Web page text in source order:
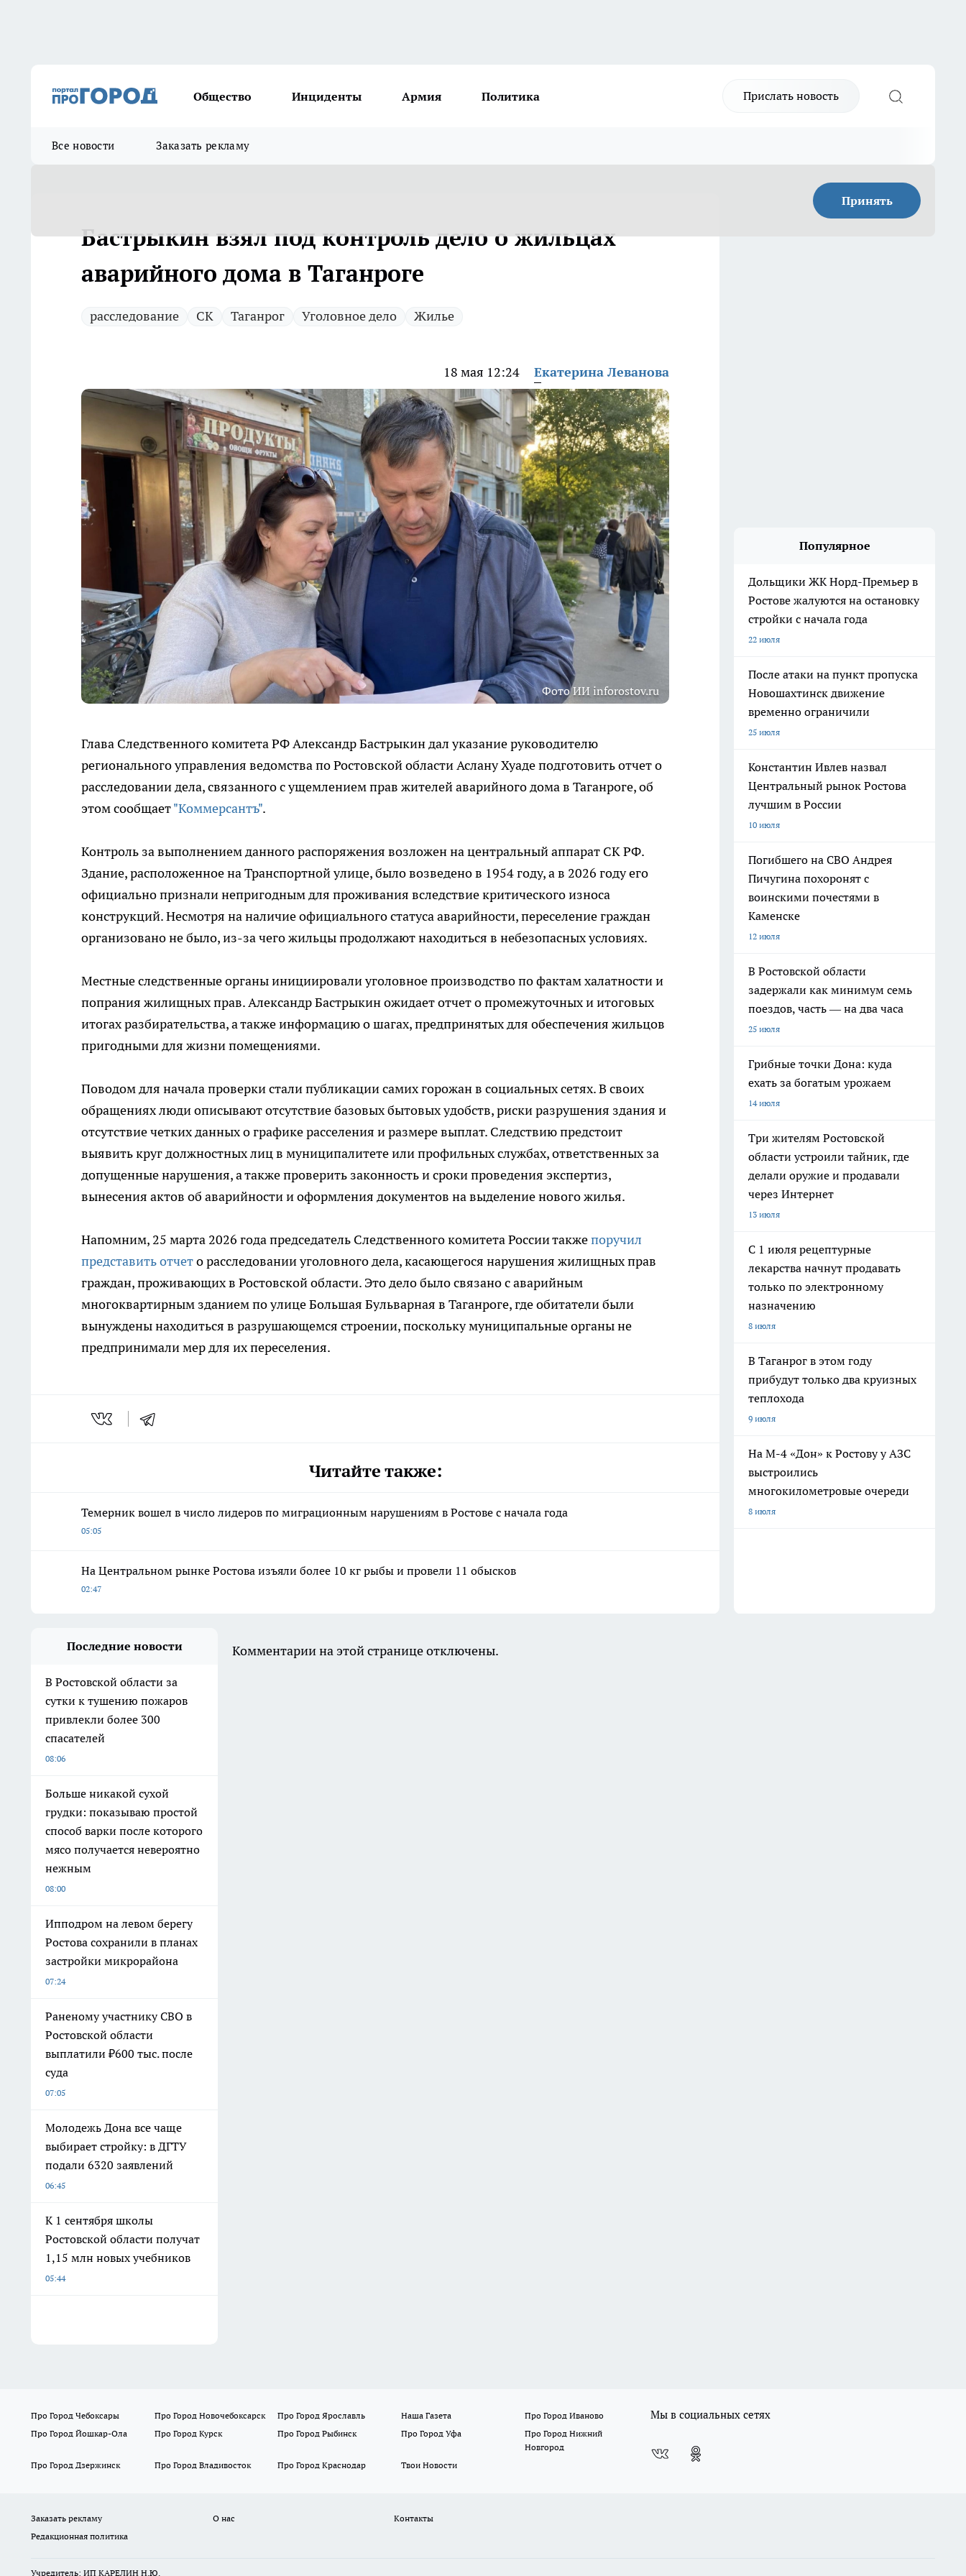
Общество Инциденты Армия Политика Прислать новость
Все новости Заказать рекламу
Принять
Бастрыкин взял под контроль дело о жильцах
аварийного дома в Таганроге
расследование СК Таганрог Уголовное дело Жилье
18 мая 12:24 Екатерина Леванова
Фото ИИ inforostov.ru
Глава Следственного комитета РФ Александр Бастрыкин дал указание руководителю
регионального управления ведомства по Ростовской области Аслану Хуаде подготовить отчет о
расследовании дела, связанного с ущемлением прав жителей аварийного дома в Таганроге, об
этом сообщает"Коммерсантъ".
Контроль за выполнением данного распоряжения возложен на центральный аппарат СК РФ.
Здание, расположенное на Транспортной улице, было возведено в 1954 году, а в 2026 году его
официально признали непригодным для проживания вследствие критического износа
конструкций. Несмотря на наличие официального статуса аварийности, переселение граждан
организовано не было, из-за чего жильцы продолжают находиться в небезопасных условиях.
Местные следственные органы инициировали уголовное производство по фактам халатности и
попрания жилищных прав. Александр Бастрыкин ожидает отчет о промежуточных и итоговых
итогах разбирательства, а также информацию о шагах, предпринятых для обеспечения жильцов
пригодными для жизни помещениями.
Поводом для начала проверки стали публикации самих горожан в социальных сетях. В своих
обращениях люди описывают отсутствие базовых бытовых удобств, риски разрушения здания и
отсутствие четких данных о графике расселения и размере выплат. Следствию предстоит
выявить круг должностных лиц в муниципалитете или профильных службах, ответственных за
допущенные нарушения, а также проверить законность и сроки проведения экспертиз,
вынесения актов об аварийности и оформления документов на выделение нового жилья.
Напомним, 25 марта 2026 года председатель Следственного комитета России такжепоручил
представить отчето расследовании уголовного дела, касающегося нарушения жилищных прав
граждан, проживающих в Ростовской области. Это дело было связано с аварийным
многоквартирным зданием по улице Большая Бульварная в Таганроге, где обитатели были
вынуждены находиться в разрушающемся строении, поскольку муниципальные органы не
предпринимали мер для их переселения.
Читайте также:
Темерник вошел в число лидеров по миграционным нарушениям в Ростове с начала года
05:05
На Центральном рынке Ростова изъяли более 10 кг рыбы и провели 11 обысков
02:47
Популярное
Дольщики ЖК Норд-Премьер в
Ростове жалуются на остановку
стройки с начала года
22 июля
После атаки на пункт пропуска
Новошахтинск движение
временно ограничили
25 июля
Константин Ивлев назвал
Центральный рынок Ростова
лучшим в России
10 июля
Погибшего на СВО Андрея
Пичугина похоронят с
воинскими почестями в
Каменске
12 июля
В Ростовской области
задержали как минимум семь
поездов, часть — на два часа
25 июля
Грибные точки Дона: куда
ехать за богатым урожаем
14 июля
Три жителям Ростовской
области устроили тайник, где
делали оружие и продавали
через Интернет
13 июля
С 1 июля рецептурные
лекарства начнут продавать
только по электронному
назначению
8 июля
В Таганрог в этом году
прибудут только два круизных
теплохода
9 июля
На М-4 «Дон» к Ростову у АЗС
выстроились
многокилометровые очереди
8 июля
Последние новости
В Ростовской области за
сутки к тушению пожаров
привлекли более 300
спасателей
08:06
Больше никакой сухой
грудки: показываю простой
способ варки после которого
мясо получается невероятно
нежным
08:00
Ипподром на левом берегу
Ростова сохранили в планах
застройки микрорайона
07:24
Раненому участнику СВО в
Ростовской области
выплатили ₽600 тыс. после
суда
07:05
Молодежь Дона все чаще
выбирает стройку: в ДГТУ
подали 6320 заявлений
06:45
К 1 сентября школы
Ростовской области получат
1,15 млн новых учебников
05:44
Комментарии на этой странице отключены.
Про Город Чебоксары Про Город Новочебоксарск Про Город Ярославль Наша Газета
Про Город Иваново
Про Город Йошкар-Ола
Про Город Курск Про Город Рыбинск Про Город Уфа
Про Город Нижний
Новгород
Про Город Дзержинск
Про Город Владивосток Про Город Краснодар Твои Новости
Мы в социальных сетях
Заказать рекламу О нас
Контакты
Редакционная политика
Учредитель: ИП КАРЕЛИН Н.Ю.